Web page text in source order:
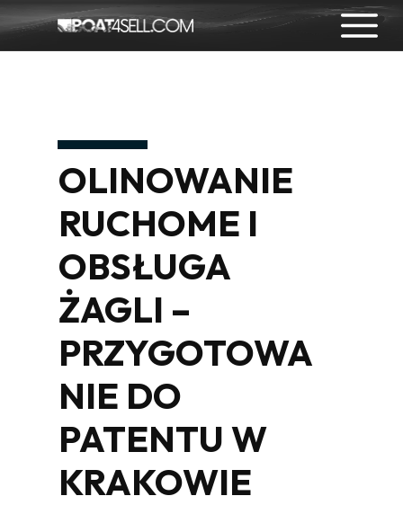
OLINOWANIE
RUCHOME I
OBSŁUGA
ŻAGLI –
PRZYGOTOWA
NIE DO
PATENTU W
KRAKOWIE